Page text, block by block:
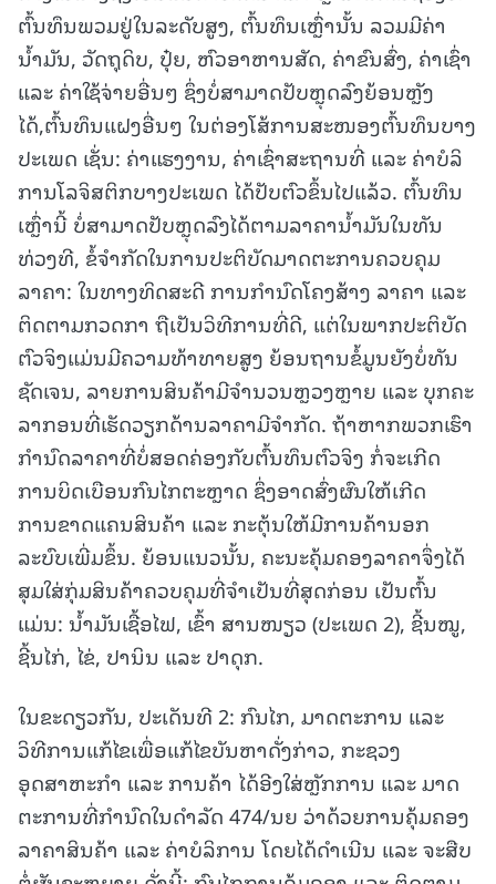
ຕົ້ນທຶນພວມຢູ່ໃນລະດັບສູງ, ຕົ້ນທຶນເຫຼົ່ານັ້ນ ລວມມີຄ່າ
ນໍ້າມັນ, ວັດຖຸດິບ, ປຸ໋ຍ, ຫົວອາຫານສັດ, ຄ່າຂົນສົ່ງ, ຄ່າເຊົ່າ
ແລະ ຄ່າໃຊ້ຈ່າຍອື່ນໆ ຊຶ່ງບໍ່ສາມາດປັບຫຼຸດລົງຍ້ອນຫຼັງ
ໄດ້,ຕົ້ນທຶນແຝງອື່ນໆ ໃນຕ່ອງໂສ້ການສະໜອງຕົ້ນທຶນບາງ
ປະເພດ ເຊັ່ນ: ຄ່າແຮງງານ, ຄ່າເຊົ່າສະຖານທີ່ ແລະ ຄ່າບໍລິ
ການໂລຈິສຕິກບາງປະເພດ ໄດ້ປັບຕົວຂຶ້ນໄປແລ້ວ. ຕົ້ນທຶນ
ເຫຼົ່ານີ້ ບໍ່ສາມາດປັບຫຼຸດລົງໄດ້ຕາມລາຄານໍ້າມັນໃນທັນ
ທ່ວງທີ, ຂໍ້ຈຳກັດໃນການປະຕິບັດມາດຕະການຄວບຄຸມ
ລາຄາ: ໃນທາງທິດສະດີ ການກໍານົດໂຄງສ້າງ ລາຄາ ແລະ
ຕິດຕາມກວດກາ ຖືເປັນວິທີການທີ່ດີ, ແຕ່ໃນພາກປະຕິບັດ
ຕົວຈິງແມ່ນມີຄວາມທ້າທາຍສູງ ຍ້ອນຖານຂໍ້ມູນຍັງບໍ່ທັນ
ຊັດເຈນ, ລາຍການສິນຄ້າມີຈຳນວນຫຼວງຫຼາຍ ແລະ ບຸກຄະ
ລາກອນທີ່ເຮັດວຽກດ້ານລາຄາມີຈຳກັດ. ຖ້າຫາກພວກເຮົາ
ກໍານົດລາຄາທີ່ບໍ່ສອດຄ່ອງກັບຕົ້ນທຶນຕົວຈິງ ກໍ່ຈະເກີດ
ການບິດເບືອນກົນໄກຕະຫຼາດ ຊຶ່ງອາດສົ່ງຜົນໃຫ້ເກີດ
ການຂາດແຄນສິນຄ້າ ແລະ ກະຕຸ້ນໃຫ້ມີການຄ້ານອກ
ລະບົບເພີ່ມຂຶ້ນ. ຍ້ອນແນວນັ້ນ, ຄະນະຄຸ້ມຄອງລາຄາຈຶ່ງໄດ້
ສຸມໃສ່ກຸ່ມສິນຄ້າຄວບຄຸມທີ່ຈໍາເປັນທີ່ສຸດກ່ອນ ເປັນຕົ້ນ
ແມ່ນ: ນໍ້າມັນເຊື້ອໄຟ, ເຂົ້າ ສານໜຽວ (ປະເພດ 2), ຊີ້ນໝູ,
ຊີ້ນໄກ່, ໄຂ່, ປານິນ ແລະ ປາດຸກ.
ໃນຂະດຽວກັນ, ປະເດັນທີ 2: ກົນໄກ, ມາດຕະການ ແລະ
ວິທີການແກ້ໄຂເພື່ອແກ້ໄຂບັນຫາດັ່ງກ່າວ, ກະຊວງ
ອຸດສາຫະກຳ ແລະ ການຄ້າ ໄດ້ອີງໃສ່ຫຼັກການ ແລະ ມາດ
ຕະການທີ່ກຳນົດໃນດໍາລັດ 474/ນຍ ວ່າດ້ວຍການຄຸ້ມຄອງ
ລາຄາສິນຄ້າ ແລະ ຄ່າບໍລິການ ໂດຍໄດ້ດໍາເນີນ ແລະ ຈະສືບ